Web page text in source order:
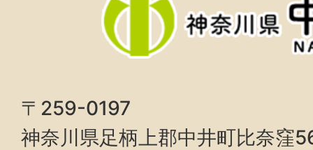
〒259-0197
神奈川県足柄上郡中井町比奈窪